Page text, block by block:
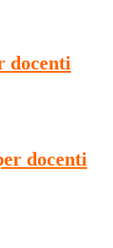
docenti
docenti